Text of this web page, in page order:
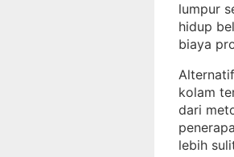
lumpur
hidup
biaya
kolam
dari
lebih